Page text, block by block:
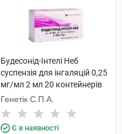
Будесонід-Інтелі Неб
суспензія для інгаляцій 0,25
мг/мл 2 мл 20 контейнерів
Генетік С.П.А.
Є в наявності